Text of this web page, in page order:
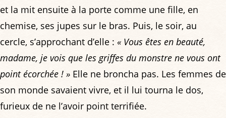
et la mit ensuite à la porte comme une fille, en
chemise, ses jupes sur le bras. Puis, le soir, au
cercle, s’approchant d’elle : « Vous êtes en beauté,
madame, je vois que les griffes du monstre ne vous ont
point écorchée ! » Elle ne broncha pas. Les femmes de
son monde savaient vivre, et il lui tourna le dos,
furieux de ne l’avoir point terrifiée.